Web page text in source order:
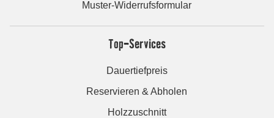
Muster-Widerrufsformular
Top-Services
Dauertiefpreis
Reservieren & Abholen
Holzzuschnitt